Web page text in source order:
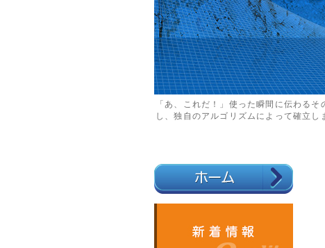
「あ、これだ！」使った瞬間に伝わる
し、独自のアルゴリズムによって確立